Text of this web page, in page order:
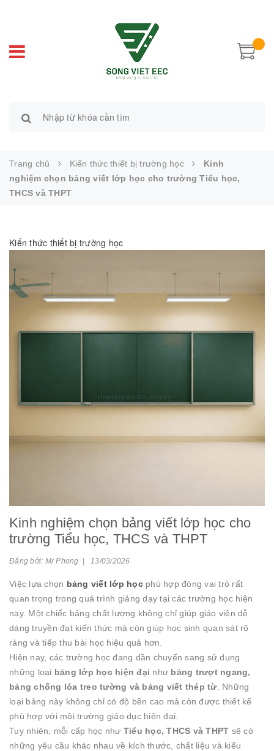
Trang chủ Kiến thức thiết bị trường học
Kinh
nghiệm chọn bảng viết lớp học cho trường Tiểu học,
THCS và THPT
Kiến thức thiết bị trường học
Kinh nghiệm chọn bảng viết lớp học cho
trường Tiểu học, THCS và THPT
Đăng bởi: Mr Phong | 13/03/2026
Việc lựa chọn bảng viết lớp họcphù hợp đóng vai trò rất
quan trọng trong quá trình giảng dạy tại các trường học hiện
nay. Một chiếc bảng chất lượng không chỉ giúp giáo viên dễ
dàng truyền đạt kiến thức mà còn giúp học sinh quan sát rõ
ràng và tiếp thu bài học hiệu quả hơn.
Hiện nay, các trường học đang dần chuyển sang sử dụng
những loại bảng lớp học hiện đại như bảng trượt ngang,
bảng chống lóa treo tường và bảng viết thép từ . Những
loại bảng này không chỉ có độ bền cao mà còn được thiết kế
phù hợp với môi trường giáo dục hiện đại.
Tuy nhiên, mỗi cấp học như Tiểu học, THCS và THPT sẽ có
những yêu cầu khác nhau về kích thước, chất liệu và kiểu